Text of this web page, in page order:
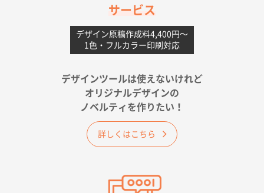
不織布フラットバッグ（A4縦サイズ）1000枚
2026年05月25日 15:10
が決め手です
佐賀県A社様
2026年05月23日 16:24
希望の商品（今回発注分）が一番安かったため
ワンポイント箔押し紙袋 M横サイズ(A4対応)
サービス
デザイン原稿作成料4,400円〜
1色・フルカラー印刷対応
デザインツールは使えないけれど
オリジナルデザインの
ノベルティを作りたい！
詳しくはこちら